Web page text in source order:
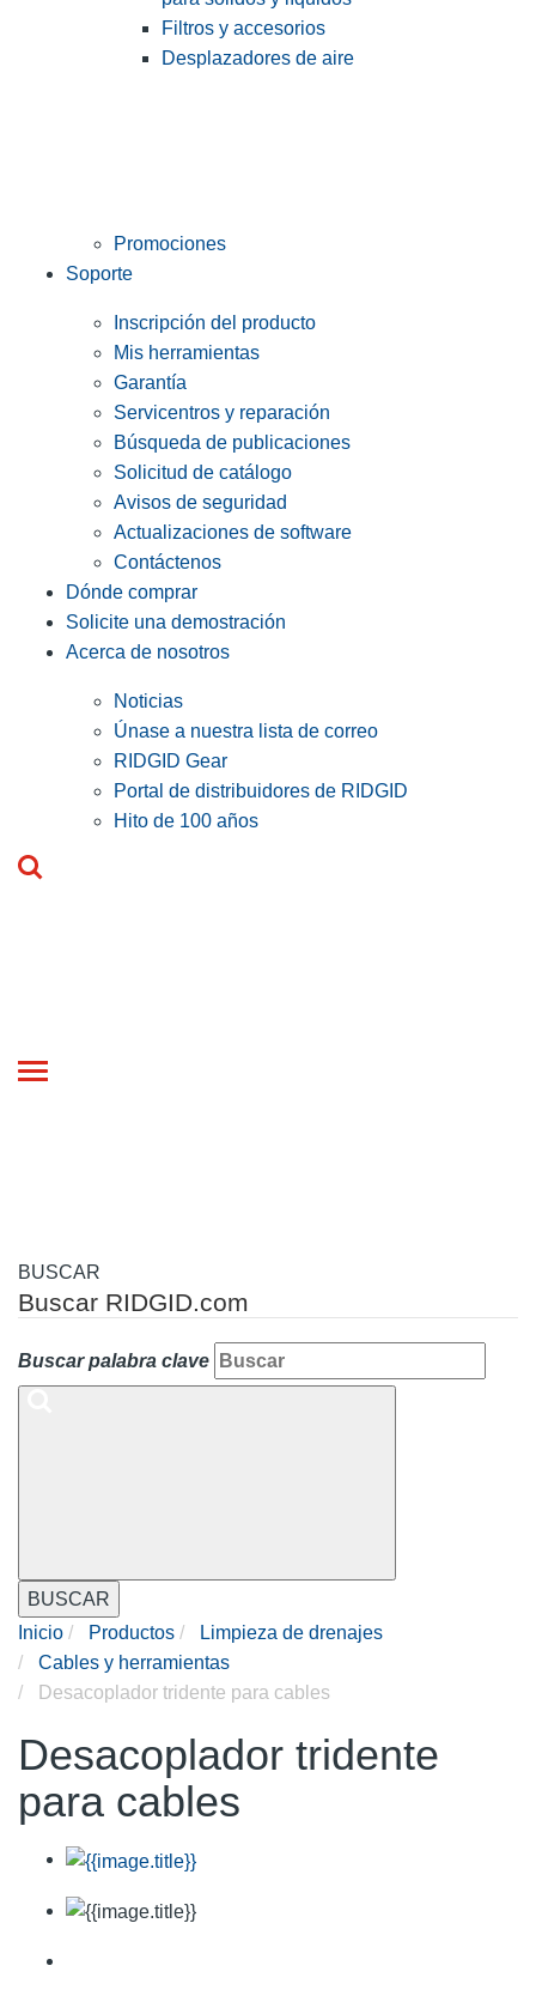
Filtros y accesorios
Desplazadores de aire
Promociones
Soporte
Inscripción del producto
Mis herramientas
Garantía
Servicentros y reparación
Búsqueda de publicaciones
Solicitud de catálogo
Avisos de seguridad
Actualizaciones de software
Contáctenos
Dónde comprar
Solicite una demostración
Acerca de nosotros
Noticias
Únase a nuestra lista de correo
RIDGID Gear
Portal de distribuidores de RIDGID
Hito de 100 años
Toggle
BUSCAR
Buscar RIDGID.com
Buscar palabra clave
BUSCAR
Inicio
Productos
Limpieza de drenajes
Cables y herramientas
Desacoplador tridente para cables
Desacoplador tridente
para cables